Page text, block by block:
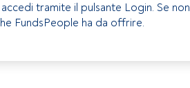
tramite il pulsante Login. Se non
FundsPeople ha da offrire.